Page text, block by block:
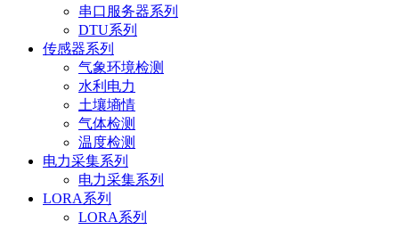
串⼝服务器系列
DTU系列
传感器系列
气象环境检测
水利电力
土壤墒情
气体检测
温度检测
电力采集系列
电力采集系列
LORA系列
LORA系列